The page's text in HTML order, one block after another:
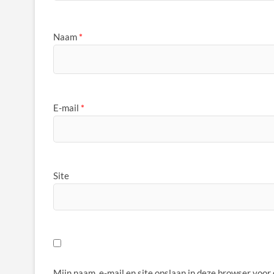
Naam *
E-mail *
Site